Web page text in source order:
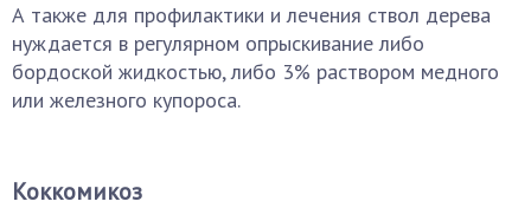
А также для профилактики и лечения ствол дерева
нуждается в регулярном опрыскивание либо
бордоской жидкостью, либо 3% раствором медного
или железного купороса.
Коккомикоз